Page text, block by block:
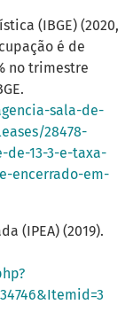
(IBGE) (2020,
é de
no trimestre
sala-de-
28478-
13-3-e-taxa-
encerrado-em-
(IPEA) (2019).